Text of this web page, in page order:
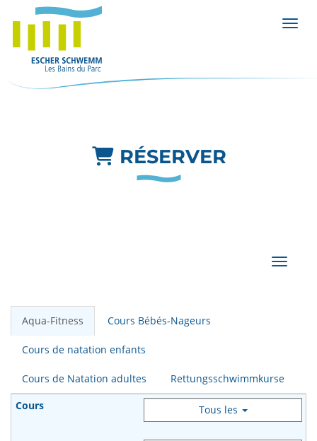
RÉSERVER
Aqua-Fitness Cours Bébés-Nageurs
Cours de natation enfants
Cours de Natation adultes Rettungsschwimmkurse
Tous les